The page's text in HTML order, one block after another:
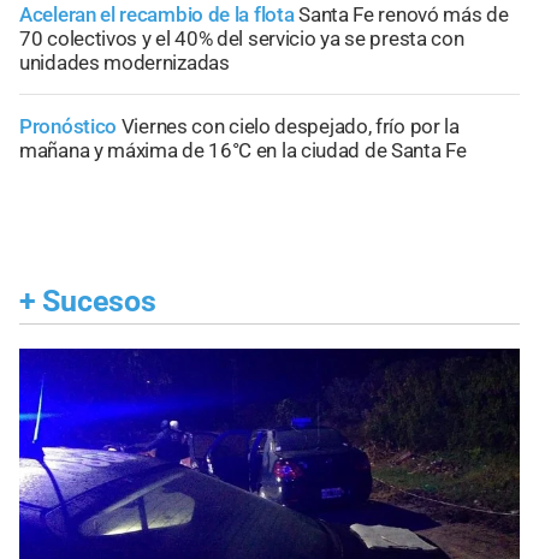
Aceleran el recambio de la flotaSanta Fe renovó más de
70 colectivos y el 40% del servicio ya se presta con
unidades modernizadas
Pronóstico Viernes con cielo despejado, frío por la
mañana y máxima de 16°C en la ciudad de Santa Fe
+ Sucesos